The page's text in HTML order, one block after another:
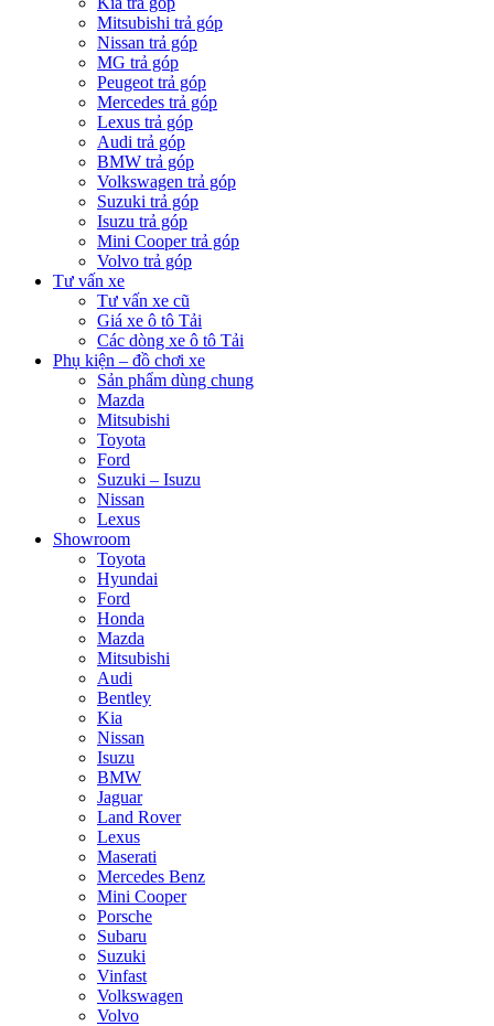
Mitsubishi trả góp
Nissan trả góp
MG trả góp
Peugeot trả góp
Mercedes trả góp
Lexus trả góp
Audi trả góp
BMW trả góp
Volkswagen trả góp
Suzuki trả góp
Isuzu trả góp
Mini Cooper trả góp
Volvo trả góp
Tư vấn xe
Tư vấn xe cũ
Giá xe ô tô Tải
Các dòng xe ô tô Tải
Phụ kiện – đồ chơi xe
Sản phẩm dùng chung
Mazda
Mitsubishi
Toyota
Ford
Suzuki – Isuzu
Nissan
Lexus
Showroom
Toyota
Hyundai
Ford
Honda
Mazda
Mitsubishi
Audi
Bentley
Kia
Nissan
Isuzu
BMW
Jaguar
Land Rover
Lexus
Maserati
Mercedes Benz
Mini Cooper
Porsche
Subaru
Suzuki
Vinfast
Volkswagen
Volvo